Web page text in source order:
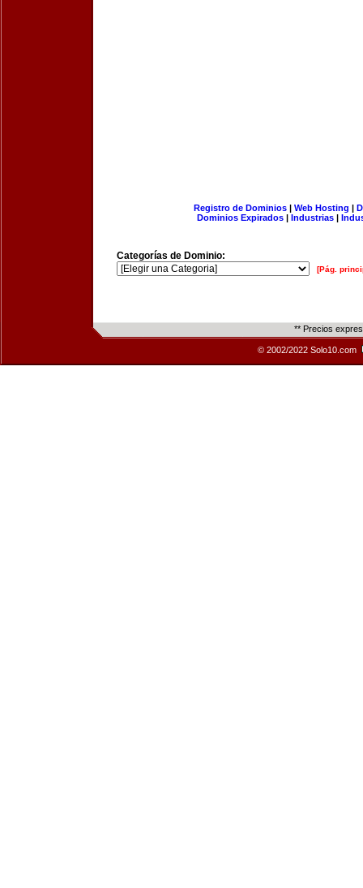
Registro de Dominios| Web Hosting |
Dominios Expirados | Industrias |
Categorías de Dominio:
[Pág.
** Precios
© 2002/2022 Solo10.com